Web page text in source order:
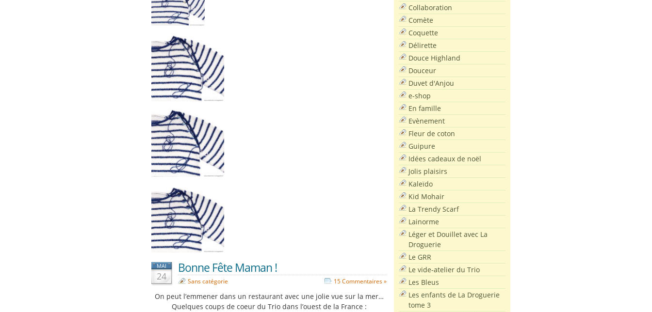
MAI
24
Bonne Fête Maman !
Sans catégorie 15 Commentaires »
On peut l’emmener dans un restaurant avec une jolie vue sur la mer…
Quelques coups de coeur du Trio dans l’ouest de la France :
Collaboration
Comète
Coquette
Délirette
Douce Highland
Douceur
Duvet d'Anjou
e-shop
En famille
Evènement
Fleur de coton
Guipure
Idées cadeaux de noël
Jolis plaisirs
Kaleïdo
Kid Mohair
La Trendy Scarf
Lainorme
Léger et Douillet avec La
Droguerie
Le GRR
Le vide-atelier du Trio
Les Bleus
Les enfants de La Droguerie
tome 3